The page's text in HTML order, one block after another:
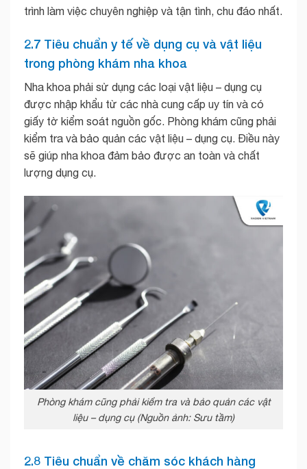
trình làm việc chuyên nghiệp và tận tình, chu đáo nhất.
2.7 Tiêu chuẩn y tế về dụng cụ và vật liệu
trong phòng khám nha khoa
Nha khoa phải sử dụng các loại vật liệu – dụng cụ
được nhập khẩu từ các nhà cung cấp uy tín và có
giấy tờ kiểm soát nguồn gốc. Phòng khám cũng phải
kiểm tra và bảo quản các vật liệu – dụng cụ. Điều này
sẽ giúp nha khoa đảm bảo được an toàn và chất
lượng dụng cụ.
Phòng khám cũng phải kiểm tra và bảo quản các vật
liệu – dụng cụ (Nguồn ảnh: Sưu tầm)
2.8 Tiêu chuẩn về chăm sóc khách hàng